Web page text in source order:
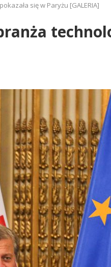
się w Paryżu [GALERIA]